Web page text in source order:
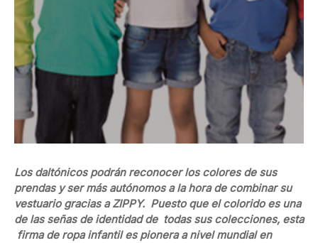
Los daltónicos podrán reconocer los colores de sus
prendas y ser más autónomos a la hora de combinar su
vestuario gracias a ZIPPY. Puesto que el colorido es una
de las señas de identidad de todas sus colecciones, esta
firma de ropa infantil es pionera a nivel mundial en